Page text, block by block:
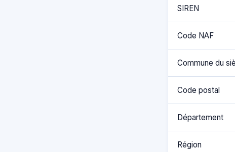
SIREN
Code NAF
Commune du
Code postal
Département
Région